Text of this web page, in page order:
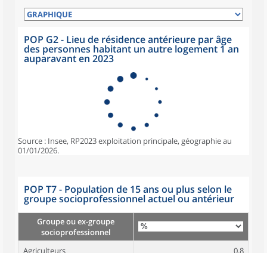
POP G2 - Lieu de résidence antérieure par âge
des personnes habitant un autre logement 1 an
auparavant en 2023
Source : Insee, RP2023 exploitation principale, géographie au
01/01/2026.
POP T7 - Population de 15 ans ou plus selon le
groupe socioprofessionnel actuel ou antérieur
Groupe ou ex-groupe
socioprofessionnel
Agriculteurs
0,8